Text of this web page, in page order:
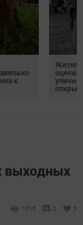
к
выходных
1016 0 0